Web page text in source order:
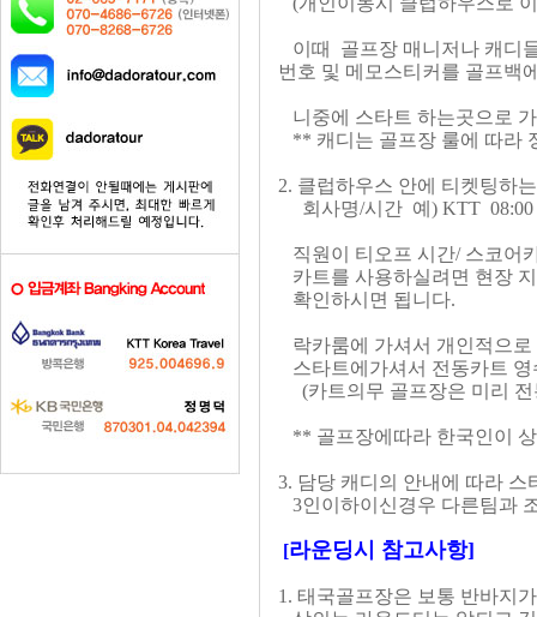
이때 골프장 매니저나 캐
번호 및 메모스티커를 골프백
니중에 스타트 하는곳으로
** 캐디는 골프장 룰에 따라
2. 클럽하우스 안에 티켓팅하
회사명/시간 예) KTT 08:00
직원이 티오프 시간/ 스코어
카트를 사용하실려면 현장
확인하시면 됩니다.
락카룸에 가셔서 개인적으
스타트에가셔서 전동카트
(카트의무 골프장은 미리 전
** 골프장에따라 한국인이
3. 담당 캐디의 안내에 따라 스
3인이하이신경우 다른팀과
[라운딩시 참고사항]
1. 태국골프장은 보통 반바지